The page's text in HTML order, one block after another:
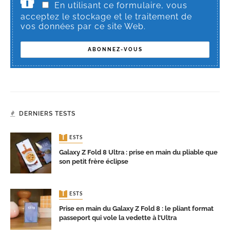
En utilisant ce formulaire, vous
acceptez le stockage et le traitement de
vos données par ce site Web.
DERNIERS TESTS
TESTS
Galaxy Z Fold 8 Ultra : prise en main du pliable que
son petit frère éclipse
TESTS
Prise en main du Galaxy Z Fold 8 : le pliant format
passeport qui vole la vedette à l’Ultra